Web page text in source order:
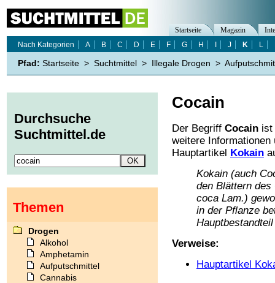
Cocain
Der Begriff Cocain ist
weitere
Hauptartikel
Kokain
Kokain (auch
den Blättern
coca Lam.)
in der Pflanze
Verweise:
Hauptartikel
Startseite Magazin
Nach Kategorien
A B C D E F G H J K L
Pfad: Startseite > Suchtmittel > Illegale Drogen >
Durchsuche
Suchtmittel.de
Themen
Drogen
Alkohol
Amphetamin
Aufputschmittel
Cannabis